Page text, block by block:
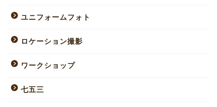
ユニフォームフォト
ロケーション撮影
ワークショップ
七五三